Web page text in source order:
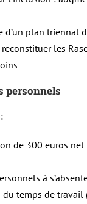
d’un plan triennal
les
personnels
de 300 euros
à
temps de